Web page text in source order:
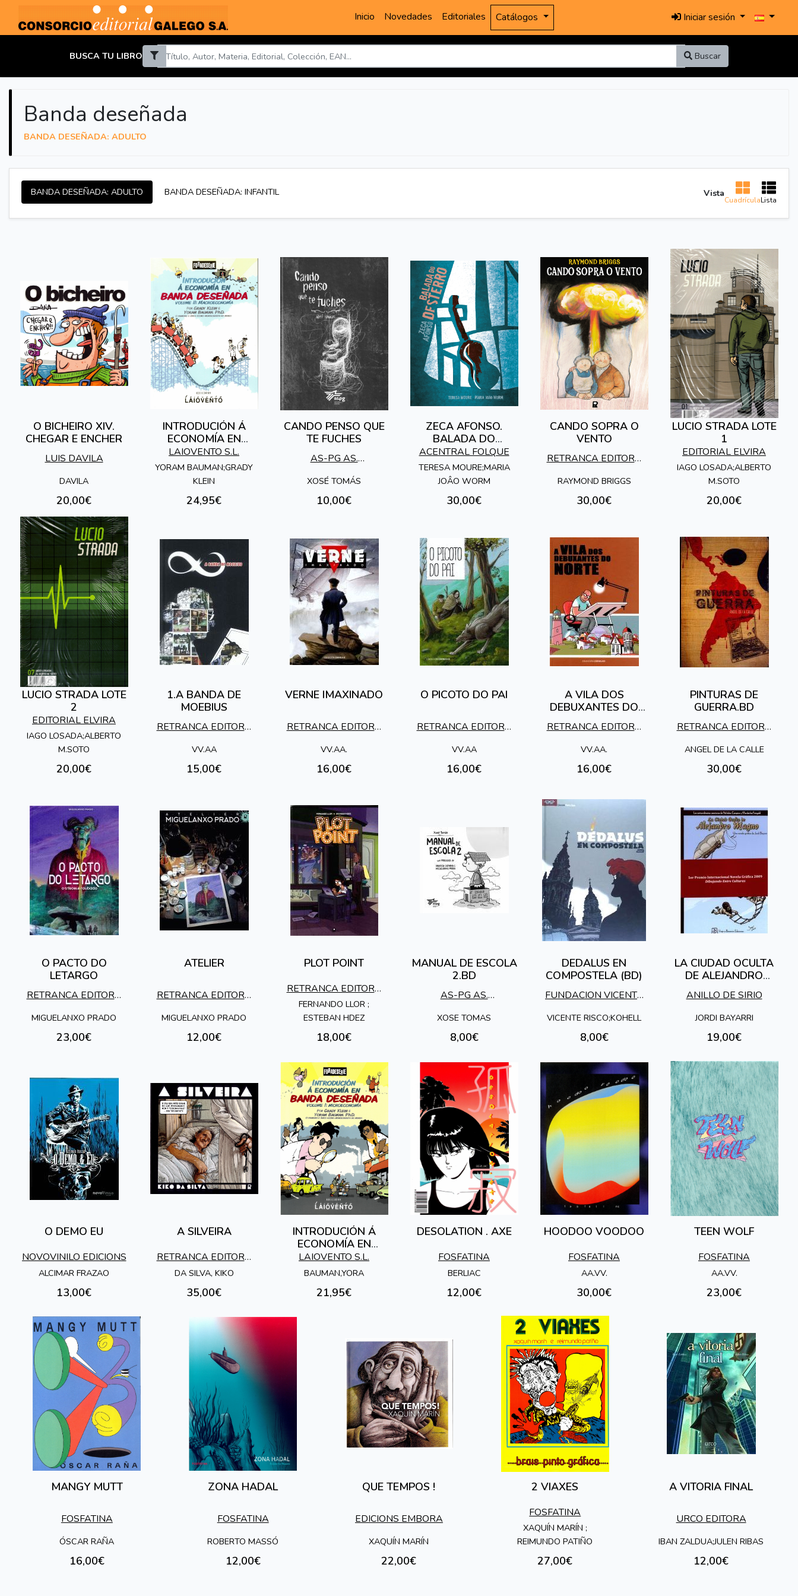
Inicio Novedades Editoriales Catálogos Iniciar sesión
BUSCA TU LIBRO Buscar
Banda deseñada
BANDA DESEÑADA: ADULTO
BANDA DESEÑADA: ADULTO BANDA DESEÑADA: INFANTIL Vista
CuadrículaLista
O BICHEIRO XIV.
CHEGAR E ENCHER
LUIS DAVILA
DAVILA
20,00€
INTRODUCIÓN Á
ECONOMÍA EN
BANDA DESEÑADA
LAIOVENTO S.L.
YORAM BAUMAN;GRADY
KLEIN
24,95€
CANDO PENSO QUE
TE FUCHES
AS-PG AS.
SOCIOPEDAGOXICA
GALEGA
XOSÉ TOMÁS
10,00€
ZECA AFONSO.
BALADA DO
DESTERRO
ACENTRAL FOLQUE
TERESA MOURE;MARIA
JOÂO WORM
30,00€
CANDO SOPRA O
VENTO
RETRANCA EDITORA
RAYMOND BRIGGS
30,00€
LUCIO STRADA LOTE
1
EDITORIAL ELVIRA
IAGO LOSADA;ALBERTO
M.SOTO
20,00€
LUCIO STRADA LOTE
2
EDITORIAL ELVIRA
IAGO LOSADA;ALBERTO
M.SOTO
20,00€
1.A BANDA DE
MOEBIUS
RETRANCA EDITORA
VV.AA
15,00€
VERNE IMAXINADO
RETRANCA EDITORA
VV.AA.
16,00€
O PICOTO DO PAI
RETRANCA EDITORA
VV.AA
16,00€
A VILA DOS
DEBUXANTES DO
NORTE
RETRANCA EDITORA
VV.AA.
16,00€
PINTURAS DE
GUERRA.BD
RETRANCA EDITORA
ANGEL DE LA CALLE
30,00€
O PACTO DO
LETARGO
RETRANCA EDITORA
MIGUELANXO PRADO
23,00€
ATELIER
RETRANCA EDITORA
MIGUELANXO PRADO
12,00€
PLOT POINT
RETRANCA EDITORA
S.L.
FERNANDO LLOR ;
ESTEBAN HDEZ
18,00€
MANUAL DE ESCOLA
2.BD
AS-PG AS.
GALEGA
XOSE TOMAS
8,00€
DEDALUS EN
COMPOSTELA (BD)
FUNDACION VICENTE
VICENTE RISCO;KOHELL
8,00€
LA CIUDAD OCULTA
DE ALEJANDRO
MAGNO
ANILLO DE SIRIO
JORDI BAYARRI
19,00€
O DEMO EU
NOVOVINILO EDICIONS
ALCIMAR FRAZAO
13,00€
A SILVEIRA
RETRANCA EDITORA
S.L.
DA SILVA, KIKO
35,00€
INTRODUCIÓN Á
ECONOMÍA EN
BANDA DESEÑADA
LAIOVENTO S.L.
BAUMAN,YORA
21,95€
DESOLATION . AXE
FOSFATINA
BERLIAC
12,00€
HOODOO VOODOO
FOSFATINA
AA.VV.
30,00€
TEEN WOLF
FOSFATINA
AA.VV.
23,00€
MANGY MUTT
FOSFATINA
ÓSCAR RAÑA
16,00€
ZONA HADAL
FOSFATINA
ROBERTO MASSÓ
12,00€
QUE TEMPOS !
EDICIONS EMBORA
XAQUÍN MARÍN
22,00€
2 VIAXES
FOSFATINA
XAQUÍN MARÍN ;
REIMUNDO PATIÑO
27,00€
A VITORIA FINAL
URCO EDITORA
IBAN ZALDUA;JULEN RIBAS
12,00€